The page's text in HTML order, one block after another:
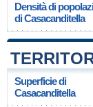
Densità di
di Casacanditella
Superficie di
Casacanditella